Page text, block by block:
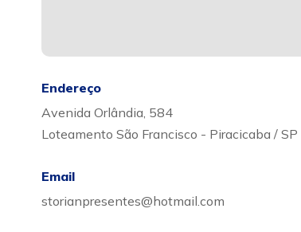
Endereço
Avenida Orlândia, 584
Loteamento São Francisco - Piracicaba / SP
Email
storianpresentes@hotmail.com